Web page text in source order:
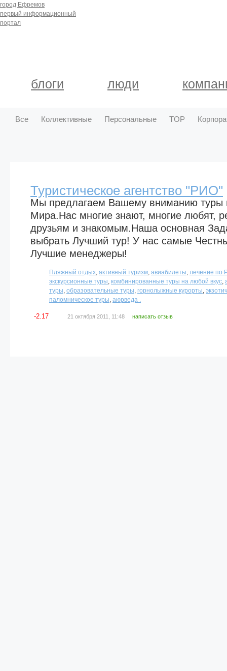
город Ефремов
первый информационный
портал
блоги люди
Все Коллективные Персональные TOP
Туристическое агентство "РИО"
Мы предлагаем Вашему вниманию туры
Мира.Нас многие знают, многие любят,
друзьям и знакомым.Наша основная
выбрать Лучший тур! У нас самые
Лучшие менеджеры!
Пляжный отдых, активный туризм, авиабилеты, лечение по
экскурсионные туры, комбинированные туры на любой вкус,
туры, образовательные туры, горнолыжные курорты,
паломническое туры, аюрведа .
-2.17 21 октября 2011, 11:48 написать отзыв